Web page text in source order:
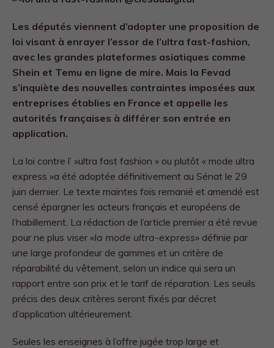
Les députés viennent d’adopter une proposition de
loi visant à enrayer l’essor de l’ultra fast-fashion,
avec les grandes plateformes asiatiques comme
Shein et Temu en ligne de mire. Mais la Fevad
s’inquiète des nouvelles contraintes imposées aux
entreprises établies en France et appelle les
autorités françaises à différer son entrée en
application.
La loi contre l’ »ultra fast fashion » ou plutôt « mode ultra
express »a été adoptée définitivement au Sénat le 29
juin dernier. Le texte maintes fois remanié et amendé est
censé épargner les acteurs français et européens de
l’habillement. La rédaction de l’article premier a été revue
pour ne plus viser «la mode ultra-express» définie par
une large profondeur de gammes et un critère de
réparabilité du vêtement, selon un indice qui sera un
rapport entre son prix et le tarif de réparation. Les seuils
précis des deux critères seront fixés par décret
d’application ultérieurement.
Seules les enseignes à l’offre jugée trop large et